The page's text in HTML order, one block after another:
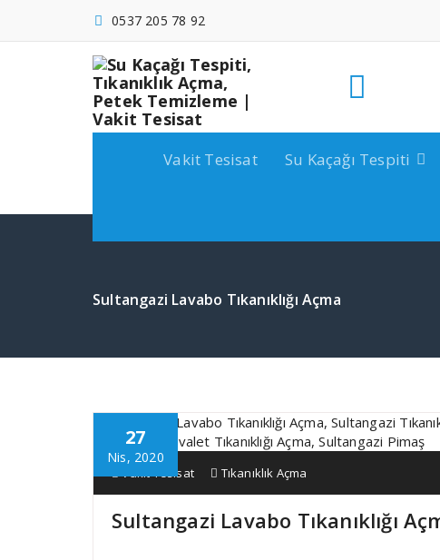
0537 205 78 92
Vakit Tesisat Su Kaçağı Tespiti
Sultangazi Lavabo Tıkanıklığı Açma
27
Nis, 2020
Vakit Tesisat Tıkanıklık Açma
Sultangazi Lavabo Tıkanıklığı